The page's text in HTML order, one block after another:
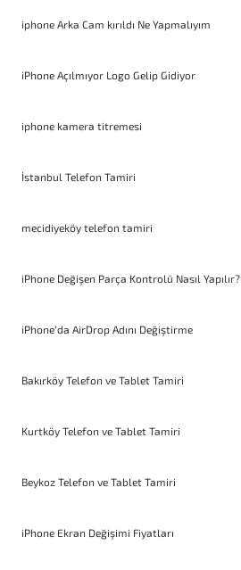
iphone Arka Cam kırıldı Ne Yapmalıyım
iPhone Açılmıyor Logo Gelip Gidiyor
iphone kamera titremesi
İstanbul Telefon Tamiri
mecidiyeköy telefon tamiri
iPhone Değişen Parça Kontrolü Nasıl Yapılır?
iPhone’da AirDrop Adını Değiştirme
Bakırköy Telefon ve Tablet Tamiri
Kurtköy Telefon ve Tablet Tamiri
Beykoz Telefon ve Tablet Tamiri
iPhone Ekran Değişimi Fiyatları